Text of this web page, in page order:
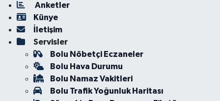
Anketler
Künye
İletişim
Servisler
Bolu Nöbetçi Eczaneler
Bolu Hava Durumu
Bolu Namaz Vakitleri
Bolu Trafik Yoğunluk Haritası